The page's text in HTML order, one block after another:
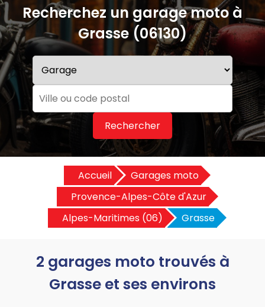
Recherchez un garage moto à
Grasse (06130)
Rechercher
Accueil
Garages moto
Provence-Alpes-Côte d'Azur
Alpes-Maritimes (06)
Grasse
2 garages moto trouvés à
Grasse et ses environs